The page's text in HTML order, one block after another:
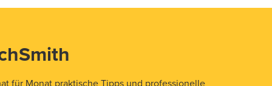
für Monat praktische Tipps und professionelle